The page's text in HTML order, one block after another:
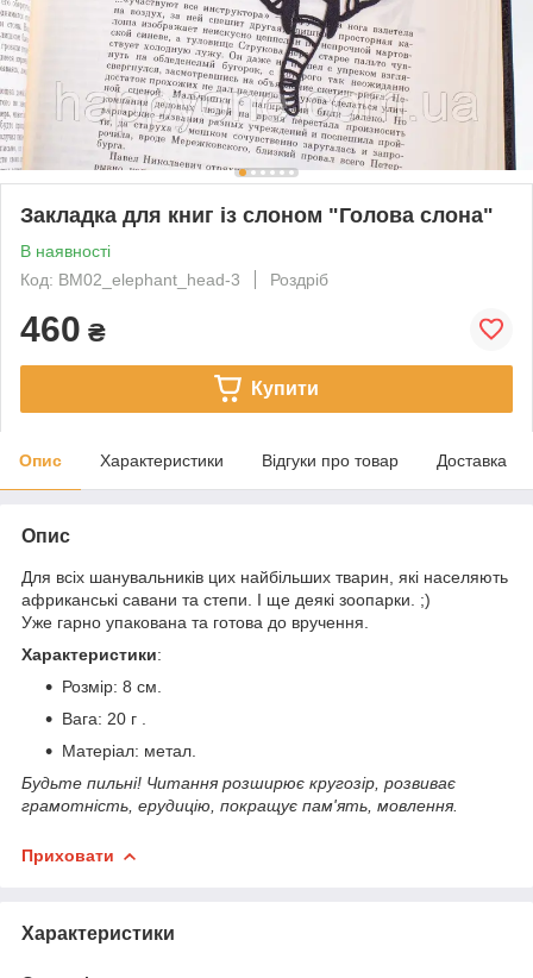
Закладка для книг із слоном "Голова слона"
В наявності
Код: BM02_elephant_head-3
Роздріб
460 ₴
Купити
Опис Характеристики Відгуки про товар Доставка
Опис
Для всіх шанувальників цих найбільших тварин, які населяють
африканські савани та степи. І ще деякі зоопарки. ;)
Уже гарно упакована та готова до вручення.
Характеристики:
Розмір: 8 см.
Вага: 20 г .
Матеріал: метал.
Будьте пильні! Читання розширює кругозір, розвиває
грамотність, ерудицію, покращує пам'ять, мовлення.
Приховати
Характеристики